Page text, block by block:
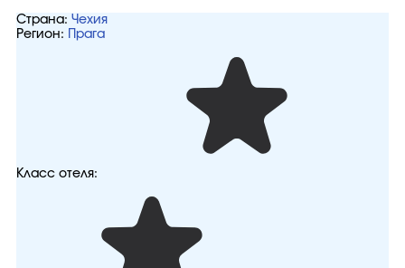
Страна: Чехия
Регион:
Прага
Класс отеля: